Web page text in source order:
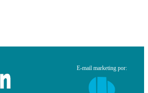
E-mail marketing por: